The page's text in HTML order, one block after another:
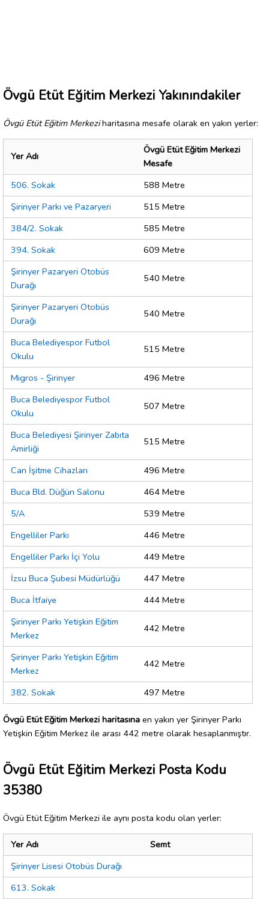
Övgü Etüt Eğitim Merkezi Yakınındakiler
Övgü Etüt Eğitim Merkeziharitasına mesafe olarak en yakın yerler:
Yer Adı
Övgü Etüt Eğitim Merkezi
Mesafe
506. Sokak
588 Metre
Şirinyer Parkı ve Pazaryeri
515 Metre
384/2. Sokak
585 Metre
394. Sokak
609 Metre
Şirinyer Pazaryeri Otobüs
Durağı
540 Metre
Şirinyer Pazaryeri Otobüs
Durağı
540 Metre
Buca Belediyespor Futbol
Okulu
515 Metre
Migros - Şirinyer
496 Metre
Buca Belediyespor Futbol
Okulu
507 Metre
Buca Belediyesi Şirinyer Zabıta
Amirliği
515 Metre
Can İşitme Cihazları
496 Metre
Buca Bld. Düğün Salonu
464 Metre
5/A
539 Metre
Engelliler Parkı
446 Metre
Engelliler Parkı İçi Yolu
449 Metre
İzsu Buca Şubesi Müdürlüğü
447 Metre
Buca İtfaiye
444 Metre
Şirinyer Parkı Yetişkin Eğitim
Merkez
442 Metre
Şirinyer Parkı Yetişkin Eğitim
Merkez
442 Metre
382. Sokak 497 Metre
Övgü Etüt Eğitim Merkezi haritasına en yakın yer Şirinyer Parkı
Yetişkin Eğitim Merkez ile arası 442 metre olarak hesaplanmıştır.
Övgü Etüt Eğitim Merkezi Posta Kodu
35380
Övgü Etüt Eğitim Merkezi ile aynı posta kodu olan yerler:
Yer Adı
Semt
Şirinyer Lisesi Otobüs Durağı
613. Sokak